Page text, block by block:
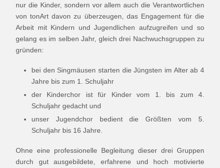
nur die Kinder, sondern vor allem auch die Verantwortlichen
von tonArt davon zu überzeugen, das Engagement für die
Arbeit mit Kindern und Jugendlichen aufzugreifen und so
gelang es im selben Jahr, gleich drei Nachwuchsgruppen zu
gründen:
bei den Singmäusen starten die Jüngsten im Alter ab 4
Jahre bis zum 1. Schuljahr
der Kinderchor ist für Kinder vom 1. bis zum 4.
Schuljahr gedacht und
unser Jugendchor bedient die Größten vom 5.
Schuljahr bis 16 Jahre.
Ohne eine professionelle Begleitung dieser drei Gruppen
durch gut ausgebildete, erfahrene und hoch motivierte